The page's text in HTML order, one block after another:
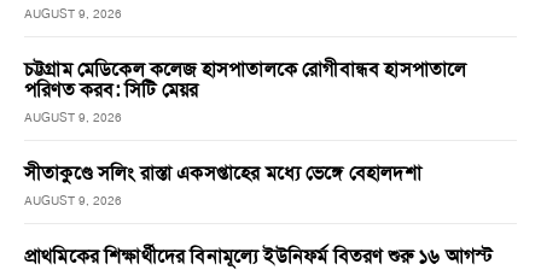
AUGUST 9, 2026
চট্টগ্রাম মেডিকেল কলেজ হাসপাতালকে রোগীবান্ধব হাসপাতালে
পরিণত করব: সিটি মেয়র
AUGUST 9, 2026
সীতাকুণ্ডে সলিং রাস্তা একসপ্তাহের মধ্যে ভেঙ্গে বেহালদশা
AUGUST 9, 2026
প্রাথমিকের শিক্ষার্থীদের বিনামূল্যে ইউনিফর্ম বিতরণ শুরু ১৬ আগস্ট